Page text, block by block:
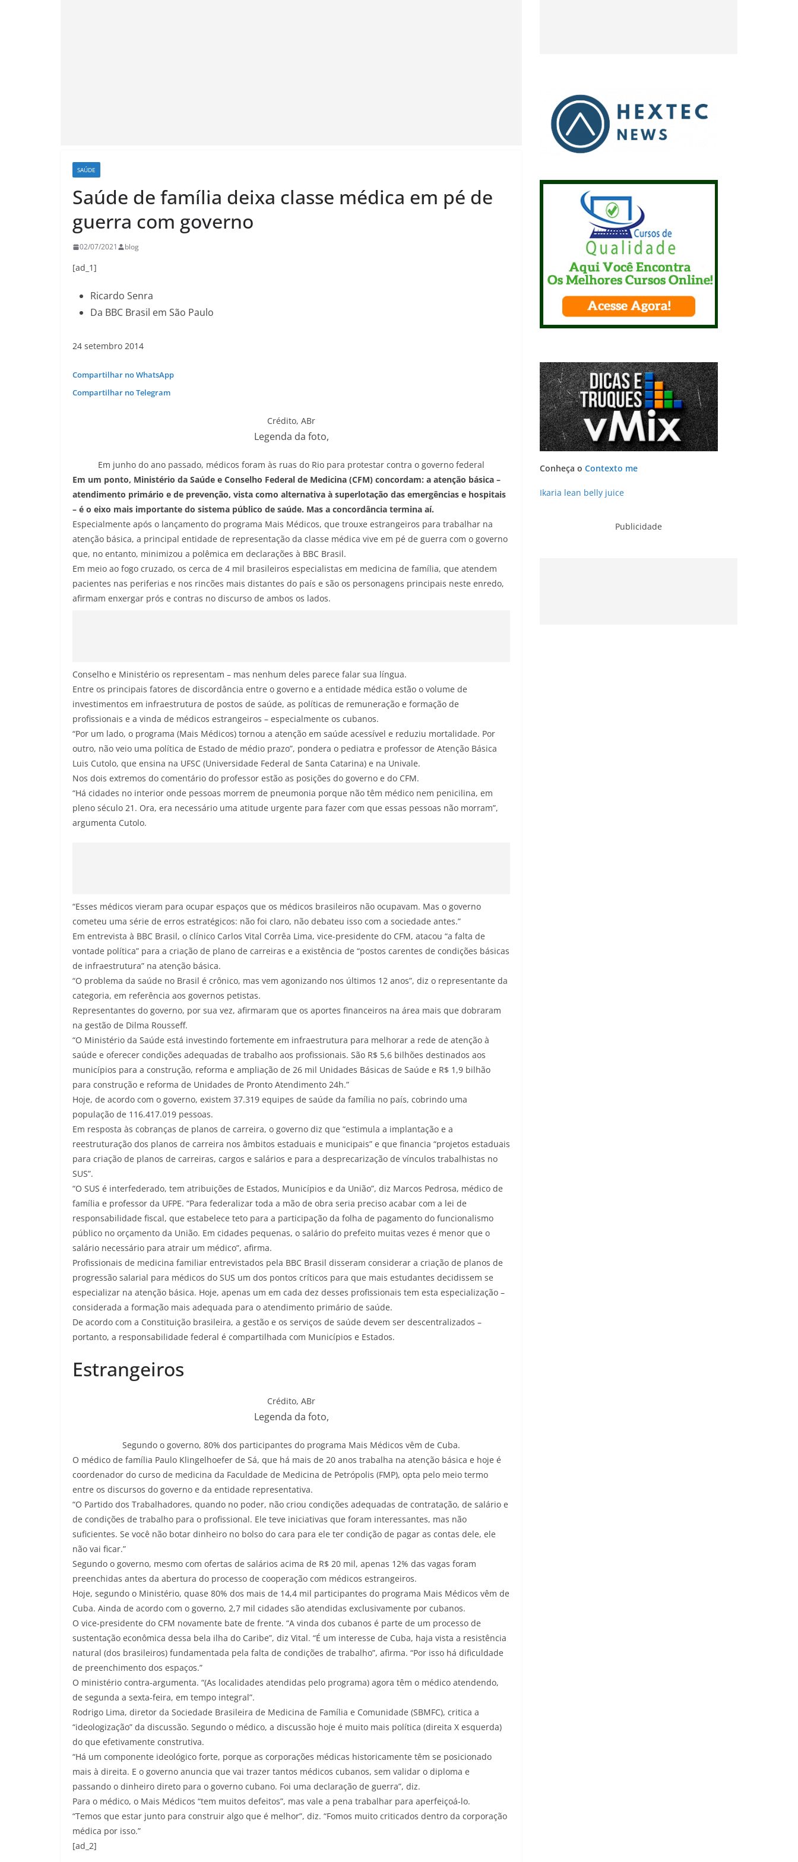
SAÚDE
Saúde de família deixa classe médica em pé de
guerra com governo
02/07/2021 blog
[ad_1]
Ricardo Senra
Da BBC Brasil em São Paulo
24 setembro 2014
Compartilhar no WhatsApp
Compartilhar no Telegram
Crédito, ABr
Legenda da foto,
Em junho do ano passado, médicos foram às ruas do Rio para protestar contra o governo federal
Em um ponto, Ministério da Saúde e Conselho Federal de Medicina (CFM) concordam: a atenção básica –
atendimento primário e de prevenção, vista como alternativa à superlotação das emergências e hospitais
– é o eixo mais importante do sistema público de saúde. Mas a concordância termina aí.
Especialmente após o lançamento do programa Mais Médicos, que trouxe estrangeiros para trabalhar na
atenção básica, a principal entidade de representação da classe médica vive em pé de guerra com o governo
que, no entanto, minimizou a polêmica em declarações à BBC Brasil.
Em meio ao fogo cruzado, os cerca de 4 mil brasileiros especialistas em medicina de família, que atendem
pacientes nas periferias e nos rincões mais distantes do país e são os personagens principais neste enredo,
afirmam enxergar prós e contras no discurso de ambos os lados.
Conselho e Ministério os representam – mas nenhum deles parece falar sua língua.
Entre os principais fatores de discordância entre o governo e a entidade médica estão o volume de
investimentos em infraestrutura de postos de saúde, as políticas de remuneração e formação de
profissionais e a vinda de médicos estrangeiros – especialmente os cubanos.
“Por um lado, o programa (Mais Médicos) tornou a atenção em saúde acessível e reduziu mortalidade. Por
outro, não veio uma política de Estado de médio prazo”, pondera o pediatra e professor de Atenção Básica
Luis Cutolo, que ensina na UFSC (Universidade Federal de Santa Catarina) e na Univale.
Nos dois extremos do comentário do professor estão as posições do governo e do CFM.
“Há cidades no interior onde pessoas morrem de pneumonia porque não têm médico nem penicilina, em
pleno século 21. Ora, era necessário uma atitude urgente para fazer com que essas pessoas não morram”,
argumenta Cutolo.
“Esses médicos vieram para ocupar espaços que os médicos brasileiros não ocupavam. Mas o governo
cometeu uma série de erros estratégicos: não foi claro, não debateu isso com a sociedade antes.”
Em entrevista à BBC Brasil, o clínico Carlos Vital Corrêa Lima, vice-presidente do CFM, atacou “a falta de
vontade política” para a criação de plano de carreiras e a existência de “postos carentes de condições básicas
de infraestrutura” na atenção básica.
“O problema da saúde no Brasil é crônico, mas vem agonizando nos últimos 12 anos”, diz o representante da
categoria, em referência aos governos petistas.
Representantes do governo, por sua vez, afirmaram que os aportes financeiros na área mais que dobraram
na gestão de Dilma Rousseff.
“O Ministério da Saúde está investindo fortemente em infraestrutura para melhorar a rede de atenção à
saúde e oferecer condições adequadas de trabalho aos profissionais. São R$ 5,6 bilhões destinados aos
municípios para a construção, reforma e ampliação de 26 mil Unidades Básicas de Saúde e R$ 1,9 bilhão
para construção e reforma de Unidades de Pronto Atendimento 24h.”
Hoje, de acordo com o governo, existem 37.319 equipes de saúde da família no país, cobrindo uma
população de 116.417.019 pessoas.
Em resposta às cobranças de planos de carreira, o governo diz que “estimula a implantação e a
reestruturação dos planos de carreira nos âmbitos estaduais e municipais” e que financia “projetos estaduais
para criação de planos de carreiras, cargos e salários e para a desprecarização de vínculos trabalhistas no
SUS”.
“O SUS é interfederado, tem atribuições de Estados, Municípios e da União”, diz Marcos Pedrosa, médico de
família e professor da UFPE. “Para federalizar toda a mão de obra seria preciso acabar com a lei de
responsabilidade fiscal, que estabelece teto para a participação da folha de pagamento do funcionalismo
público no orçamento da União. Em cidades pequenas, o salário do prefeito muitas vezes é menor que o
salário necessário para atrair um médico”, afirma.
Profissionais de medicina familiar entrevistados pela BBC Brasil disseram considerar a criação de planos de
progressão salarial para médicos do SUS um dos pontos críticos para que mais estudantes decidissem se
especializar na atenção básica. Hoje, apenas um em cada dez desses profissionais tem esta especialização –
considerada a formação mais adequada para o atendimento primário de saúde.
De acordo com a Constituição brasileira, a gestão e os serviços de saúde devem ser descentralizados –
portanto, a responsabilidade federal é compartilhada com Municípios e Estados.
Estrangeiros
Crédito, ABr
Legenda da foto,
Segundo o governo, 80% dos participantes do programa Mais Médicos vêm de Cuba.
O médico de família Paulo Klingelhoefer de Sá, que há mais de 20 anos trabalha na atenção básica e hoje é
coordenador do curso de medicina da Faculdade de Medicina de Petrópolis (FMP), opta pelo meio termo
entre os discursos do governo e da entidade representativa.
“O Partido dos Trabalhadores, quando no poder, não criou condições adequadas de contratação, de salário e
de condições de trabalho para o profissional. Ele teve iniciativas que foram interessantes, mas não
suficientes. Se você não botar dinheiro no bolso do cara para ele ter condição de pagar as contas dele, ele
não vai ficar.”
Segundo o governo, mesmo com ofertas de salários acima de R$ 20 mil, apenas 12% das vagas foram
preenchidas antes da abertura do processo de cooperação com médicos estrangeiros.
Hoje, segundo o Ministério, quase 80% dos mais de 14,4 mil participantes do programa Mais Médicos vêm de
Cuba. Ainda de acordo com o governo, 2,7 mil cidades são atendidas exclusivamente por cubanos.
O vice-presidente do CFM novamente bate de frente. “A vinda dos cubanos é parte de um processo de
sustentação econômica dessa bela ilha do Caribe”, diz Vital. “É um interesse de Cuba, haja vista a resistência
natural (dos brasileiros) fundamentada pela falta de condições de trabalho”, afirma. “Por isso há dificuldade
de preenchimento dos espaços.”
O ministério contra-argumenta. “(As localidades atendidas pelo programa) agora têm o médico atendendo,
de segunda a sexta-feira, em tempo integral”.
Rodrigo Lima, diretor da Sociedade Brasileira de Medicina de Família e Comunidade (SBMFC), critica a
“ideologização” da discussão. Segundo o médico, a discussão hoje é muito mais política (direita X esquerda)
do que efetivamente construtiva.
“Há um componente ideológico forte, porque as corporações médicas historicamente têm se posicionado
mais à direita. E o governo anuncia que vai trazer tantos médicos cubanos, sem validar o diploma e
passando o dinheiro direto para o governo cubano. Foi uma declaração de guerra”, diz.
Para o médico, o Mais Médicos “tem muitos defeitos”, mas vale a pena trabalhar para aperfeiçoá-lo.
“Temos que estar junto para construir algo que é melhor”, diz. “Fomos muito criticados dentro da corporação
médica por isso.”
[ad_2]
Conheça o Contexto me
Ikaria lean belly juice
Publicidade